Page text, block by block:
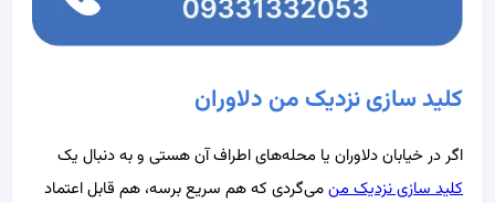
کلید سازی نزدیک من دلاوران
اگر در خیابان دلاوران یا محله‌های اطراف آن هستی و به دنبال یک
کلید سازی نزدیک منمی‌گردی که هم سریع برسه، هم قابل اعتماد